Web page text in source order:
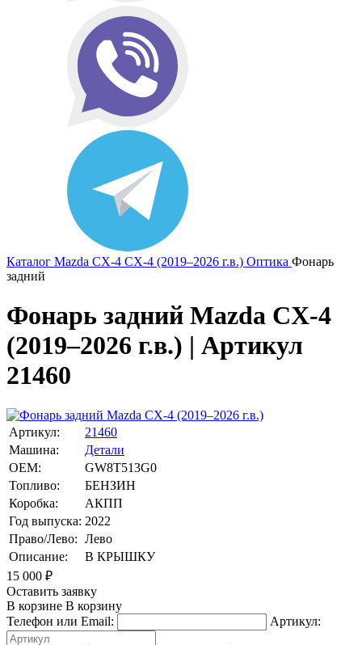
Каталог Mazda CX-4 CX-4 (2019–2026 г.в.) Оптика Фонарь
задний
Фонарь задний Mazda CX-4
(2019–2026 г.в.) | Артикул
21460
Артикул:
21460
Машина:
Детали
OEM:
GW8T513G0
Топливо:
БЕНЗИН
Коробка:
АКПП
Год выпуска: 2022
Право/Лево: Лево
Описание:
В КРЫШКУ
15 000 ₽
Оставить заявку
В корзине В корзину
Телефон или Email:
Артикул: